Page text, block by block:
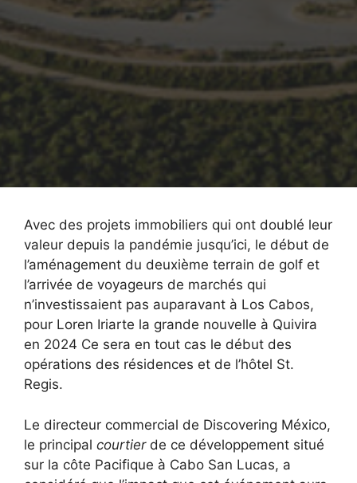
Avec des projets immobiliers qui ont doublé leur
valeur depuis la pandémie jusqu’ici, le début de
l’aménagement du deuxième terrain de golf et
l’arrivée de voyageurs de marchés qui
n’investissaient pas auparavant à Los Cabos,
pour Loren Iriarte la grande nouvelle à Quivira
en 2024 Ce sera en tout cas le début des
opérations des résidences et de l’hôtel St.
Regis.
Le directeur commercial de Discovering México,
le principal courtierde ce développement situé
sur la côte Pacifique à Cabo San Lucas, a